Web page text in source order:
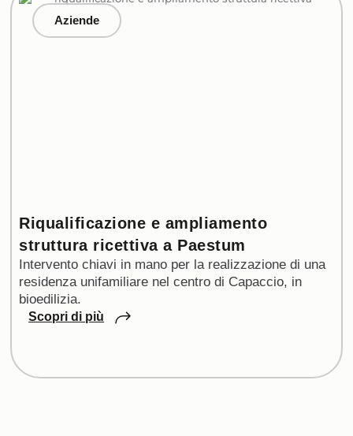
Aziende
Riqualificazione e ampliamento
struttura ricettiva a Paestum
Intervento chiavi in mano per la realizzazione di una
residenza unifamiliare nel centro di Capaccio, in
bioedilizia.
Scopri di più